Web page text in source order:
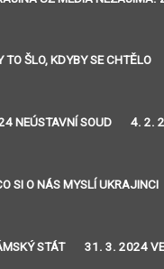
ŠLO, KDYBY SE CHTĚLO
NEÚSTAVNÍ SOUD 4. 2.
SI O NÁS MYSLÍ UKRAJINCI
STÁT 31. 3. 2024